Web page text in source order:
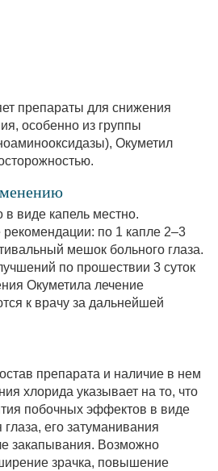
препараты для снижения
особенно из группы
Окуметил
в виде капель местно.
рекомендации: по 1 капле 2–3
мешок больного глаза.
по прошествии 3 суток
Окуметила лечение
к врачу за дальнейшей
препарата и наличие в нем
хлорида указывает на то, что
побочных эффектов в виде
его затуманивания
закапывания. Возможно
зрачка, повышение